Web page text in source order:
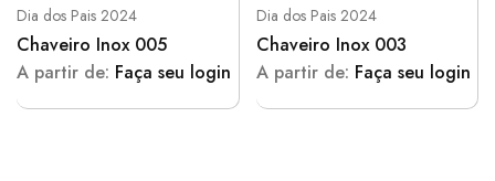
Dia dos Pais 2024
Chaveiro Inox 005
A partir de: Faça seu login
Dia dos Pais 2024
Chaveiro Inox 003
A partir de: Faça seu login